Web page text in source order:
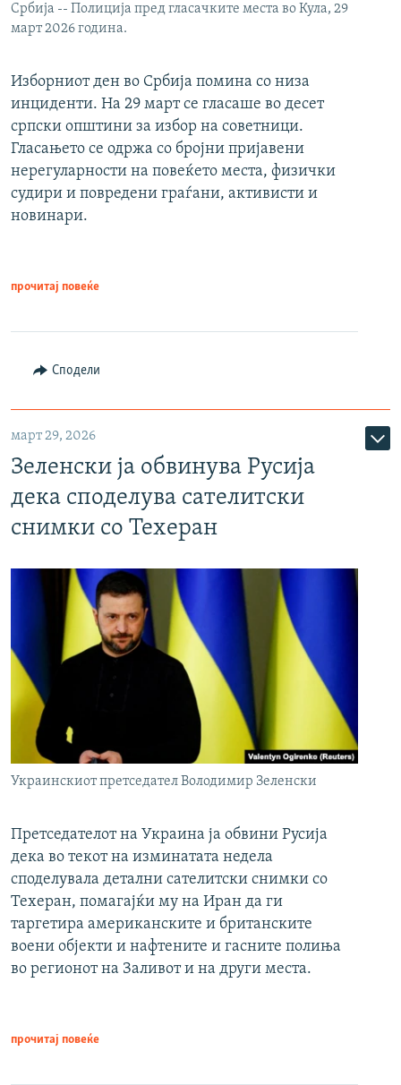
Србија -- Полиција пред гласачките места во Кула, 29
март 2026 година.
Изборниот ден во Србија помина со низа
инциденти. На 29 март се гласаше во десет
српски општини за избор на советници.
Гласањето се одржа со бројни пријавени
нерегуларности на повеќето места, физички
судири и повредени граѓани, активисти и
новинари.
прочитај повеќе
Сподели
март 29, 2026
Зеленски ја обвинува Русија
дека споделува сателитски
снимки со Техеран
Украинскиот претседател Володимир Зеленски
Претседателот на Украина ја обвини Русија
дека во текот на изминатата недела
споделувала детални сателитски снимки со
Техеран, помагајќи му на Иран да ги
таргетира американските и британските
воени објекти и нафтените и гасните полиња
во регионот на Заливот и на други места.
прочитај повеќе